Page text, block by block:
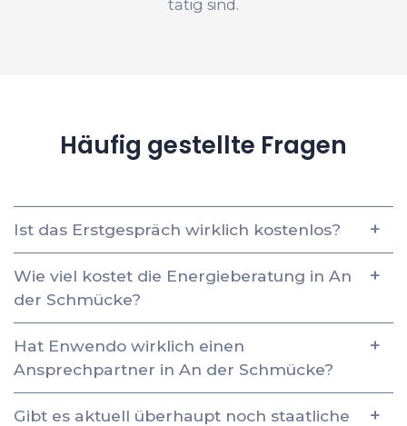
tätig sind.
Häufig gestellte Fragen
Ist das Erstgespräch wirklich kostenlos?
Wie viel kostet die Energieberatung in An
der Schmücke?
Hat Enwendo wirklich einen
Ansprechpartner in An der Schmücke?
Gibt es aktuell überhaupt noch staatliche